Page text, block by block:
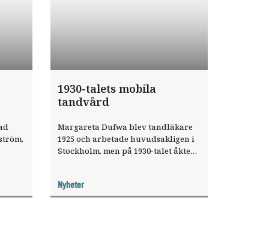
1930-talets mobila
tandvård
Margareta Dufwa blev tandläkare
1925 och arbetade huvudsakligen i
Stockholm, men på 1930-talet åkte
Nyheter